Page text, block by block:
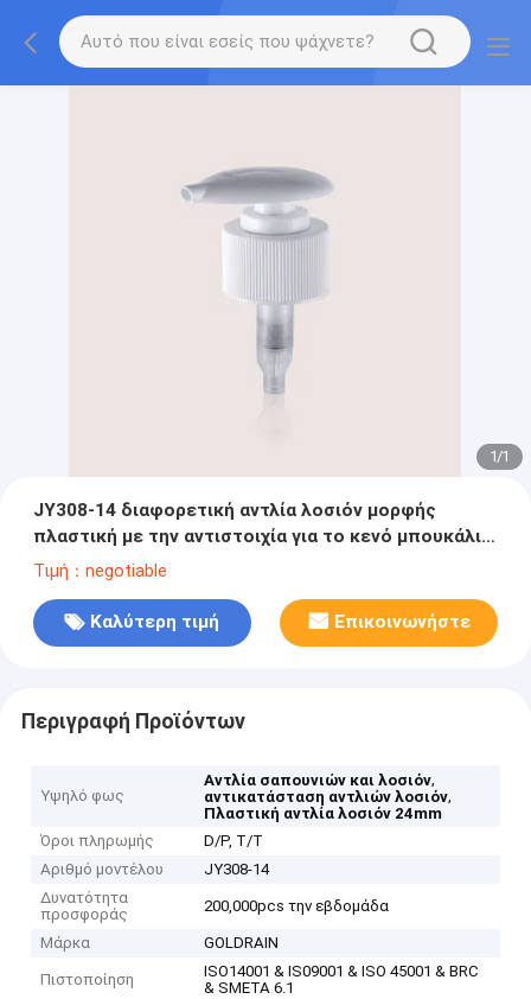
1/1
JY308-14 διαφορετική αντλία λοσιόν μορφής
πλαστική με την αντιστοιχία για το κενό μπουκάλι
ιδρύματος
Τιμή：negotiable
Καλύτερη τιμή Επικοινωνήστε
Περιγραφή Προϊόντων
Υψηλό φως
Αντλία σαπουνιών και λοσιόν,
αντικατάσταση αντλιών λοσιόν,
Πλαστική αντλία λοσιόν 24mm
Όροι πληρωμής
D/P, T/T
Αριθμό μοντέλου
JY308-14
Δυνατότητα
προσφοράς
200,000pcs την εβδομάδα
Μάρκα GOLDRAIN
Πιστοποίηση
ISO14001 & IS09001 & ISO 45001 & BRC
& SMETA 6.1